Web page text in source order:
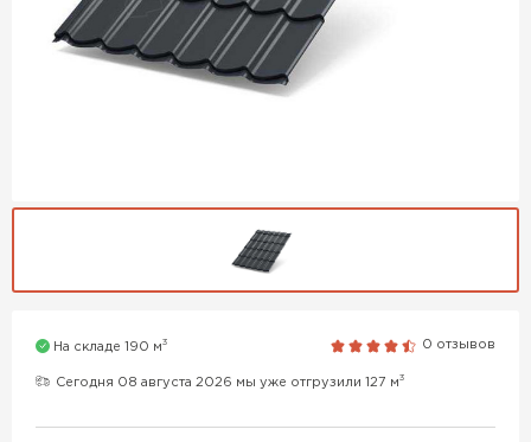
На складе 190 м3 0 отзывов
Сегодня 08 августа 2026 мы уже отгрузили 127 м3